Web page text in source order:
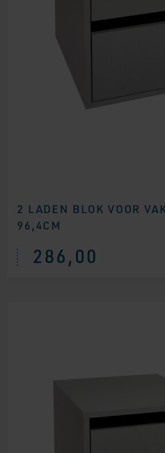
2 LADEN BLOK VOOR
96,4CM
286,00